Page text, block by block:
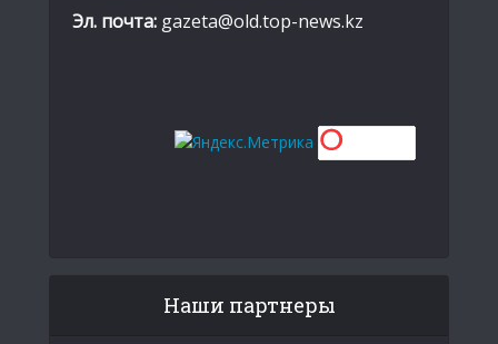
Эл. почта: gazeta@old.top-news.kz
Наши партнеры